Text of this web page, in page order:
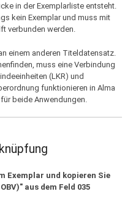
in der Exemplarliste entsteht.
kein Exemplar und muss mit
verbunden werden.
einem anderen Titeldatensatz.
muss eine Verbindung
(LKR) und
funktionieren in Alma
beide Anwendungen.
Exemplar und kopieren Sie
aus dem Feld 035